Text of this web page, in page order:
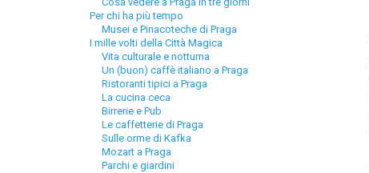
Per chi ha più tempo
Musei e Pinacoteche di Praga
I mille volti della Città Magica
Vita culturale e notturna
Un (buon) caffè italiano a Praga
Ristoranti tipici a Praga
La cucina ceca
Birrerie e Pub
Le caffetterie di Praga
Sulle orme di Kafka
Mozart a Praga
Parchi e giardini